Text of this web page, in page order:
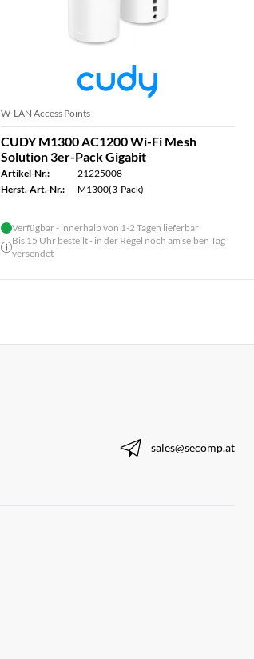
W-LAN Access Points
CUDY M1300 AC1200 Wi-Fi Mesh
Solution 3er-Pack Gigabit
Artikel-Nr.:
21225008
Herst.-Art.-Nr.:
M1300(3-Pack)
Verfügbar - innerhalb von 1-2 Tagen lieferbar
Bis 15 Uhr bestellt - in der Regel noch am selben Tag
versendet
sales@secomp.at